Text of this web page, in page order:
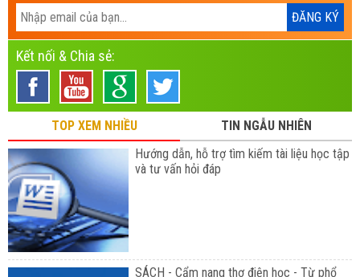
Kết nối & Chia sẻ:
TOP XEM NHIỀU
TIN NGẪU NHIÊN
Hướng dẫn, hỗ trợ tìm kiếm tài liệu học tập
và tư vấn hỏi đáp
SÁCH - Cẩm nang thợ điện học - Từ phổ